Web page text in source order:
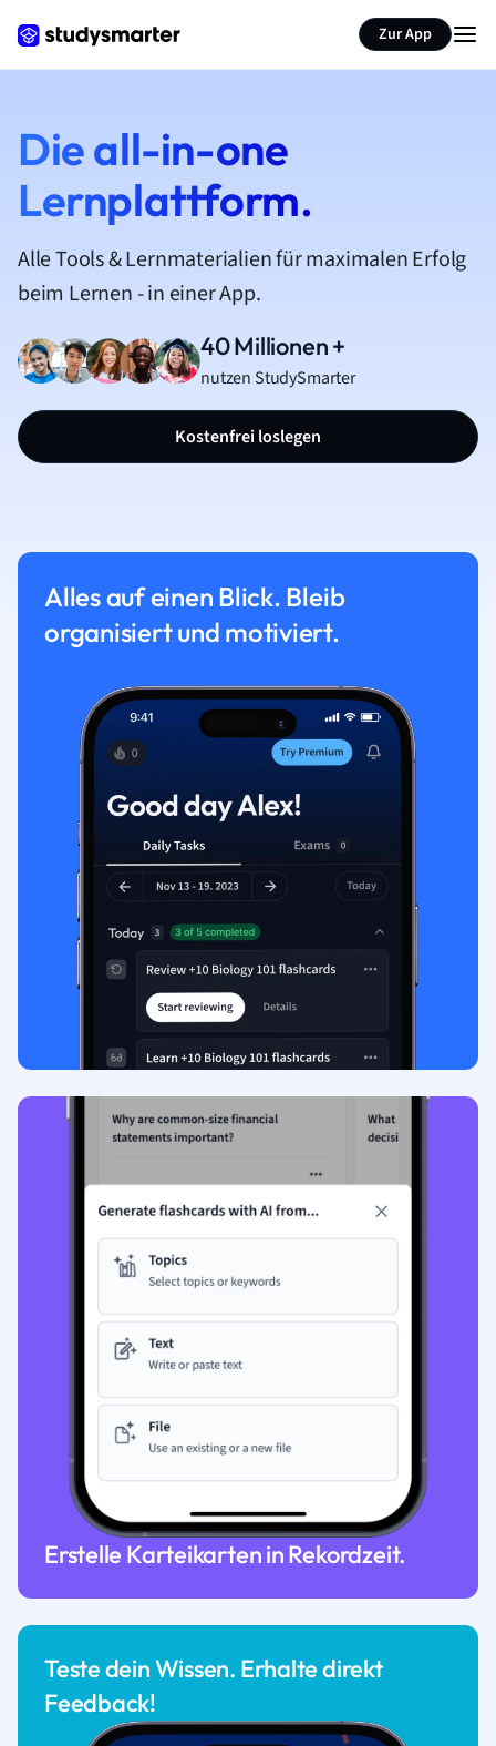
Zur App
Die all-in-one
Lernplattform.
Alle Tools & Lernmaterialien für maximalen Erfolg
beim Lernen - in einer App.
40 Millionen +
nutzen StudySmarter
Kostenfrei loslegen
Alles auf einen Blick. Bleib
organisiert und motiviert.
Erstelle Karteikarten in Rekordzeit.
Teste dein Wissen. Erhalte direkt
Feedback!